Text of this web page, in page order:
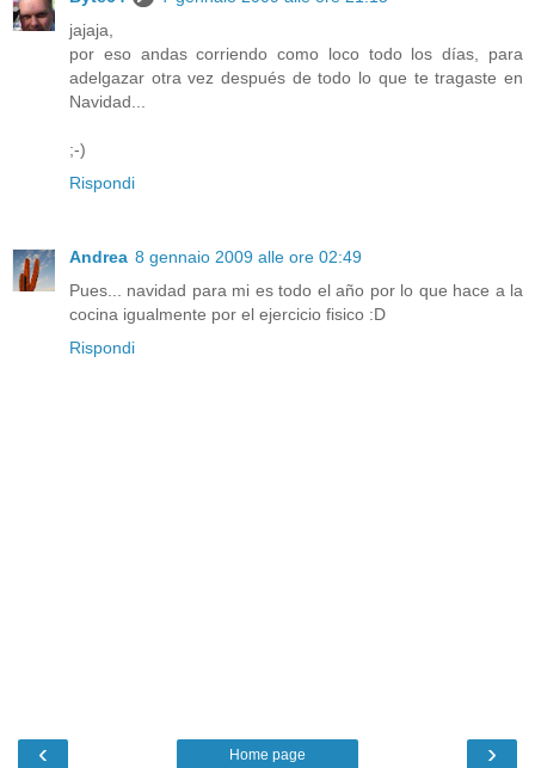
jajaja,
por eso andas corriendo como loco todo los días, para
adelgazar otra vez después de todo lo que te tragaste en
Navidad...
;-)
Rispondi
Andrea 8 gennaio 2009 alle ore 02:49
Pues... navidad para mi es todo el año por lo que hace a la
cocina igualmente por el ejercicio fisico :D
Rispondi
‹ ›
Home page